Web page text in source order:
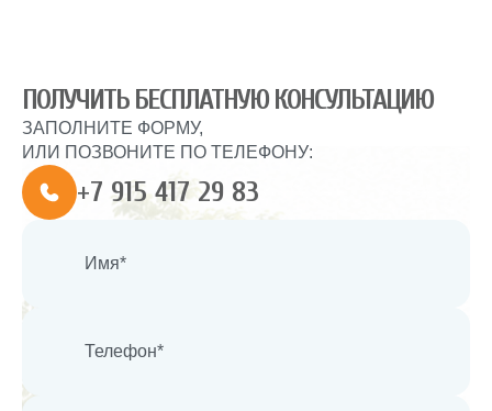
ПОЛУЧИТЬ БЕСПЛАТНУЮ КОНСУЛЬТАЦИЮ
ЗАПОЛНИТЕ ФОРМУ,
ИЛИ ПОЗВОНИТЕ ПО ТЕЛЕФОНУ:
+7 915 417 29 83